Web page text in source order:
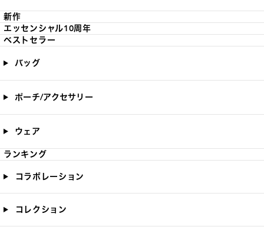
新作
エッセンシャル10周年
ベストセラー
バッグ
ポーチ/アクセサリー
ウェア
ランキング
コラボレーション
コレクション